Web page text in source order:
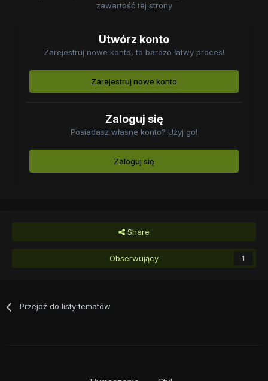
zawartość tej strony
Utwórz konto
Zarejestruj nowe konto, to bardzo łatwy proces!
Zarejestruj nowe konto
Zaloguj się
Posiadasz własne konto? Użyj go!
Zaloguj się
Share
Obserwujący 1
Przejdź do listy tematów